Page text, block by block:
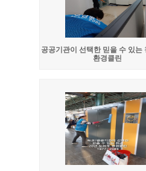
공공기관이 선택한 믿을 수 있는
환경클린